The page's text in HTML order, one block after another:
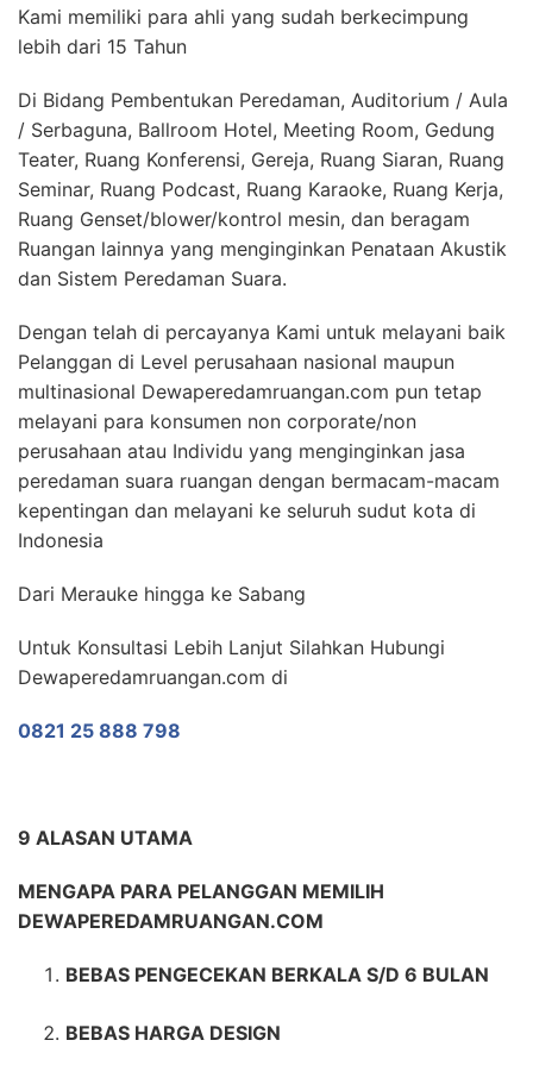
Kami memiliki para ahli yang sudah berkecimpung
lebih dari 15 Tahun
Di Bidang Pembentukan Peredaman, Auditorium / Aula
/ Serbaguna, Ballroom Hotel, Meeting Room, Gedung
Teater, Ruang Konferensi, Gereja, Ruang Siaran, Ruang
Seminar, Ruang Podcast, Ruang Karaoke, Ruang Kerja,
Ruang Genset/blower/kontrol mesin, dan beragam
Ruangan lainnya yang menginginkan Penataan Akustik
dan Sistem Peredaman Suara.
Dengan telah di percayanya Kami untuk melayani baik
Pelanggan di Level perusahaan nasional maupun
multinasional Dewaperedamruangan.com pun tetap
melayani para konsumen non corporate/non
perusahaan atau Individu yang menginginkan jasa
peredaman suara ruangan dengan bermacam-macam
kepentingan dan melayani ke seluruh sudut kota di
Indonesia
Dari Merauke hingga ke Sabang
Untuk Konsultasi Lebih Lanjut Silahkan Hubungi
Dewaperedamruangan.com di
0821 25 888 798
9 ALASAN UTAMA
MENGAPA PARA PELANGGAN MEMILIH
DEWAPEREDAMRUANGAN.COM
BEBAS PENGECEKAN BERKALA S/D 6 BULAN
BEBAS HARGA DESIGN